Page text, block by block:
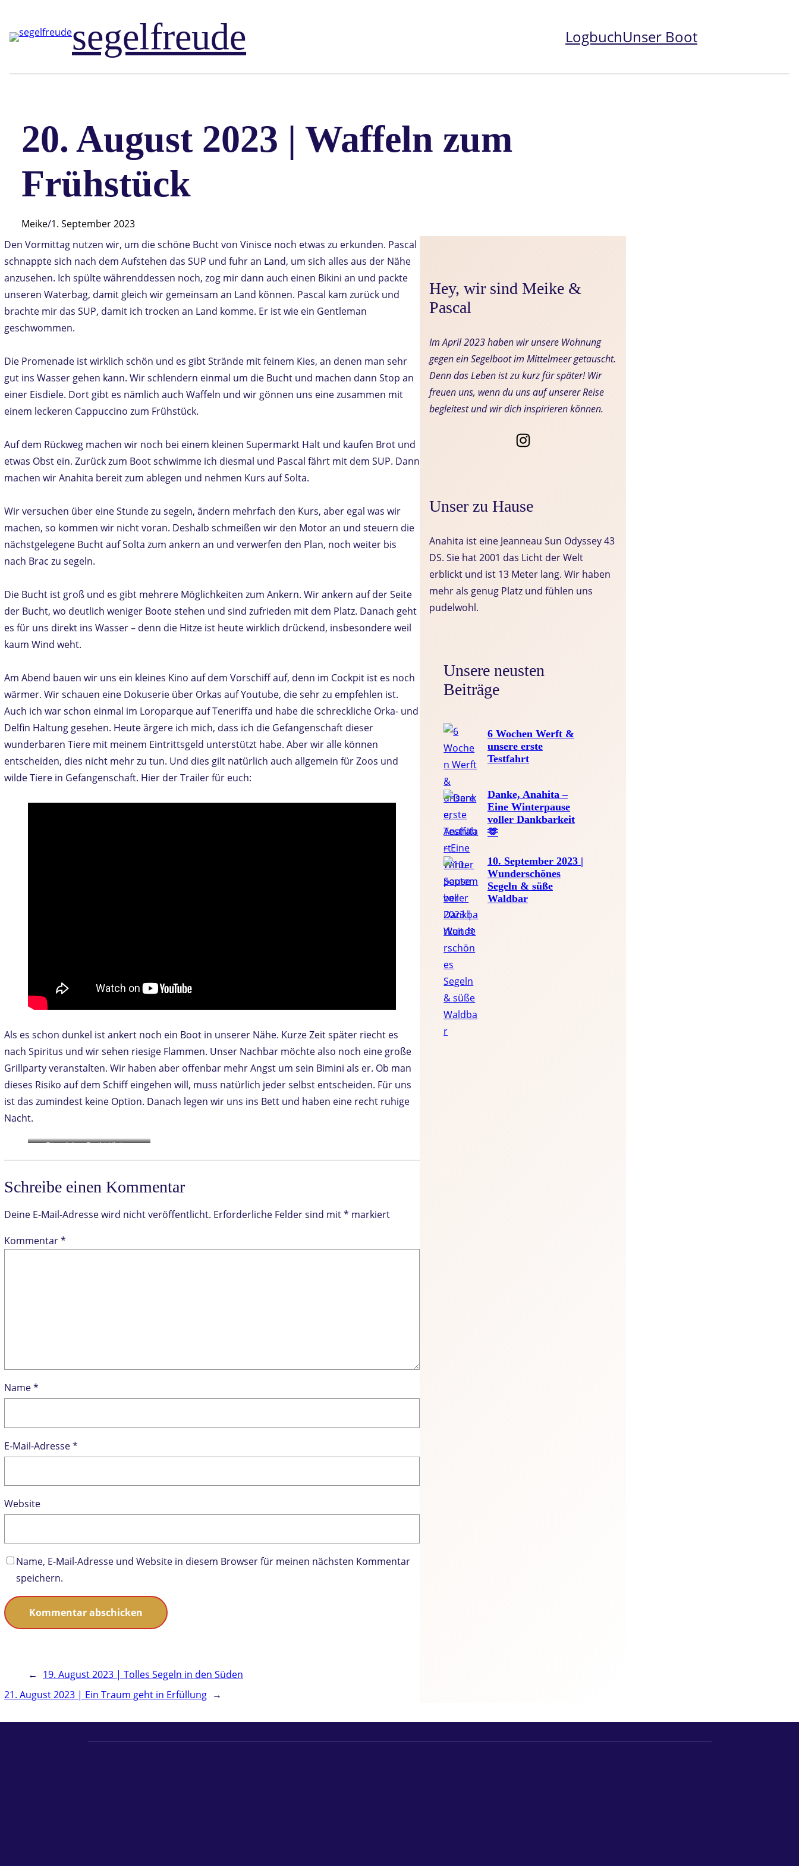
springen
segelfreude LogbuchUnser Boot
20. August 2023 | Waffeln zum
Frühstück
Meike/1. September 2023
Den Vormittag nutzen wir, um die schöne Bucht von Vinisce noch etwas zu erkunden. Pascal
schnappte sich nach dem Aufstehen das SUP und fuhr an Land, um sich alles aus der Nähe
anzusehen. Ich spülte währenddessen noch, zog mir dann auch einen Bikini an und packte
unseren Waterbag, damit gleich wir gemeinsam an Land können. Pascal kam zurück und
brachte mir das SUP, damit ich trocken an Land komme. Er ist wie ein Gentleman
geschwommen.
Die Promenade ist wirklich schön und es gibt Strände mit feinem Kies, an denen man sehr
gut ins Wasser gehen kann. Wir schlendern einmal um die Bucht und machen dann Stop an
einer Eisdiele. Dort gibt es nämlich auch Waffeln und wir gönnen uns eine zusammen mit
einem leckeren Cappuccino zum Frühstück.
Auf dem Rückweg machen wir noch bei einem kleinen Supermarkt Halt und kaufen Brot und
etwas Obst ein. Zurück zum Boot schwimme ich diesmal und Pascal fährt mit dem SUP. Dann
machen wir Anahita bereit zum ablegen und nehmen Kurs auf Solta.
Wir versuchen über eine Stunde zu segeln, ändern mehrfach den Kurs, aber egal was wir
machen, so kommen wir nicht voran. Deshalb schmeißen wir den Motor an und steuern die
nächstgelegene Bucht auf Solta zum ankern an und verwerfen den Plan, noch weiter bis
nach Brac zu segeln.
Die Bucht ist groß und es gibt mehrere Möglichkeiten zum Ankern. Wir ankern auf der Seite
der Bucht, wo deutlich weniger Boote stehen und sind zufrieden mit dem Platz. Danach geht
es für uns direkt ins Wasser – denn die Hitze ist heute wirklich drückend, insbesondere weil
kaum Wind weht.
Am Abend bauen wir uns ein kleines Kino auf dem Vorschiff auf, denn im Cockpit ist es noch
wärmer. Wir schauen eine Dokuserie über Orkas auf Youtube, die sehr zu empfehlen ist.
Auch ich war schon einmal im Loroparque auf Teneriffa und habe die schreckliche Orka- und
Delfin Haltung gesehen. Heute ärgere ich mich, dass ich die Gefangenschaft dieser
wunderbaren Tiere mit meinem Eintrittsgeld unterstützt habe. Aber wir alle können
entscheiden, dies nicht mehr zu tun. Und dies gilt natürlich auch allgemein für Zoos und
wilde Tiere in Gefangenschaft. Hier der Trailer für euch:
Als es schon dunkel ist ankert noch ein Boot in unserer Nähe. Kurze Zeit später riecht es
nach Spiritus und wir sehen riesige Flammen. Unser Nachbar möchte also noch eine große
Grillparty veranstalten. Wir haben aber offenbar mehr Angst um sein Bimini als er. Ob man
dieses Risiko auf dem Schiff eingehen will, muss natürlich jeder selbst entscheiden. Für uns
ist das zumindest keine Option. Danach legen wir uns ins Bett und haben eine recht ruhige
Nacht.
Die schöne Bucht Vinisce
Schreibe einen Kommentar
Deine E-Mail-Adresse wird nicht veröffentlicht. Erforderliche Felder sind mit* markiert
Kommentar*
Name*
E-Mail-Adresse*
Website
Name, E-Mail-Adresse und Website in diesem Browser für meinen nächsten Kommentar
speichern.
← 19. August 2023 | Tolles Segeln in den Süden
21. August 2023 | Ein Traum geht in Erfüllung →
Hey, wir sind Meike &
Pascal
Im April 2023 haben wir unsere Wohnung
gegen ein Segelboot im Mittelmeer getauscht.
Denn das Leben ist zu kurz für später! Wir
freuen uns, wenn du uns auf unserer Reise
begleitest und wir dich inspirieren können.
Unser zu Hause
Anahita ist eine Jeanneau Sun Odyssey 43
DS. Sie hat 2001 das Licht der Welt
erblickt und ist 13 Meter lang. Wir haben
mehr als genug Platz und fühlen uns
pudelwohl.
Unsere neusten
Beiträge
6 Wochen Werft &
unsere erste
Testfahrt
Danke, Anahita –
Eine Winterpause
voller Dankbarkeit
🫶
10. September 2023 |
Wunderschönes
Segeln & süße
Waldbar